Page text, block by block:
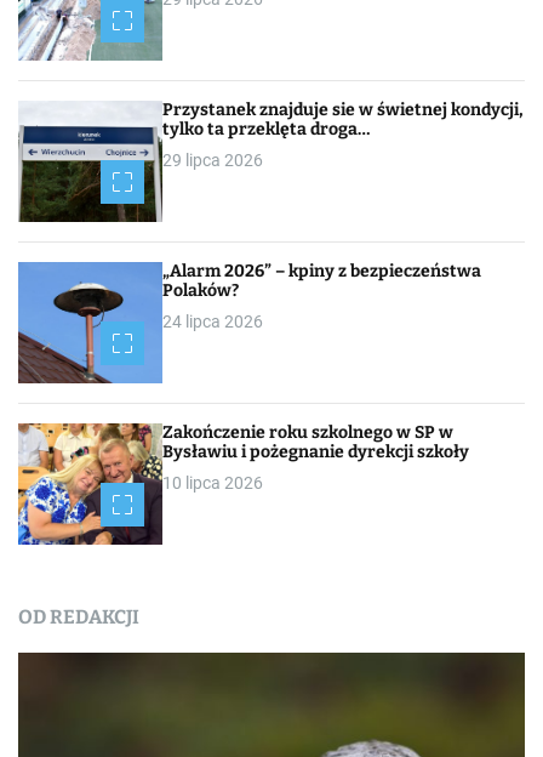
Przystanek znajduje sie w świetnej kondycji,
tylko ta przeklęta droga…
29 lipca 2026
„Alarm 2026” – kpiny z bezpieczeństwa
Polaków?
24 lipca 2026
Zakończenie roku szkolnego w SP w
Bysławiu i pożegnanie dyrekcji szkoły
10 lipca 2026
OD REDAKCJI